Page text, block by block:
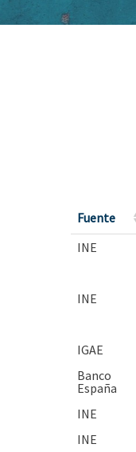
Fuente
INE
INE
IGAE
Banco
España
INE
INE